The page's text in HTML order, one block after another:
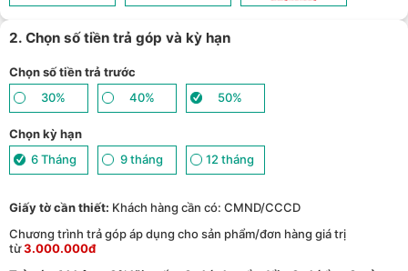
2. Chọn số tiền trả góp và kỳ hạn
Chọn số tiền trả trước
30%
40% 50%
Chọn kỳ hạn
6 Tháng
9 tháng 12 tháng
Giấy tờ cần thiết: Khách hàng cần có: CMND/CCCD
Chương trình trả góp áp dụng cho sản phẩm/đơn hàng giá trị
từ3.000.000đ